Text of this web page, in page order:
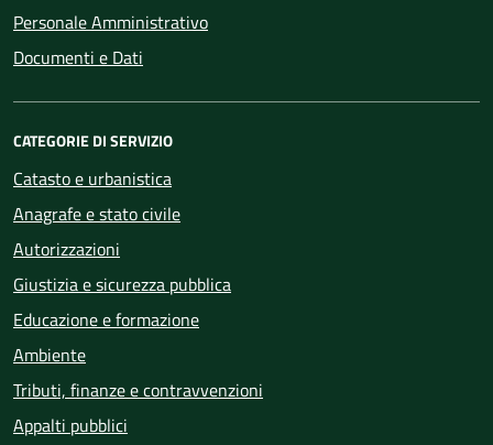
Personale Amministrativo
Documenti e Dati
CATEGORIE DI SERVIZIO
Catasto e urbanistica
Anagrafe e stato civile
Autorizzazioni
Giustizia e sicurezza pubblica
Educazione e formazione
Ambiente
Tributi, finanze e contravvenzioni
Appalti pubblici